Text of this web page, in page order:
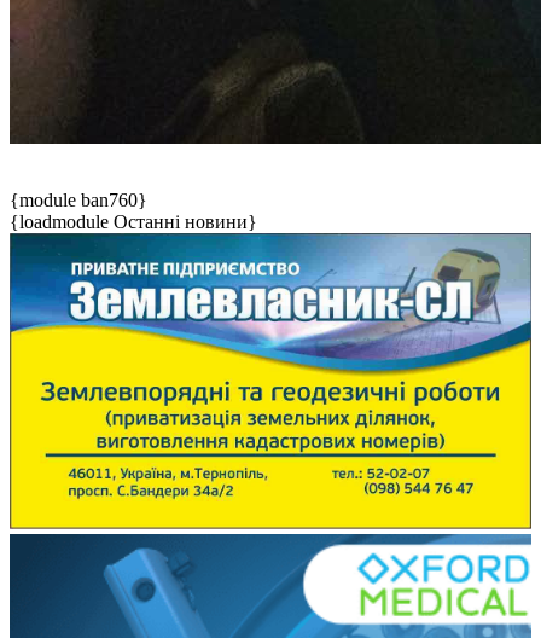
{module ban760}
{loadmodule Останні новини}